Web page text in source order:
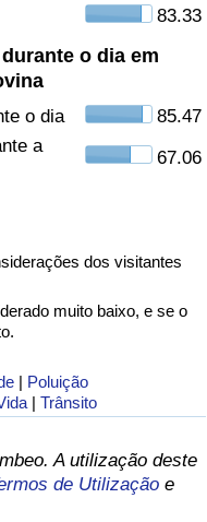
83.33
o dia em
o dia
85.47
a
67.06
dos visitantes
muito baixo, e se o
| Poluição
|Trânsito
A utilização deste
de Utilização e